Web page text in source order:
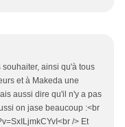
ainsi qu'à tous
et à Makeda une
aussi dire qu'il n'y a pas
on jase beaucoup :<br
/> Et